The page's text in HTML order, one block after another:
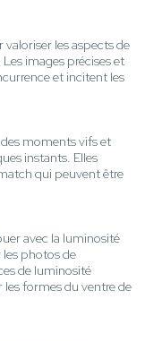
les aspects de
images précises et
et incitent les
moments vifs et
instants. Elles
qui peuvent être
avec la luminosité
photos de
de luminosité
formes du ventre de